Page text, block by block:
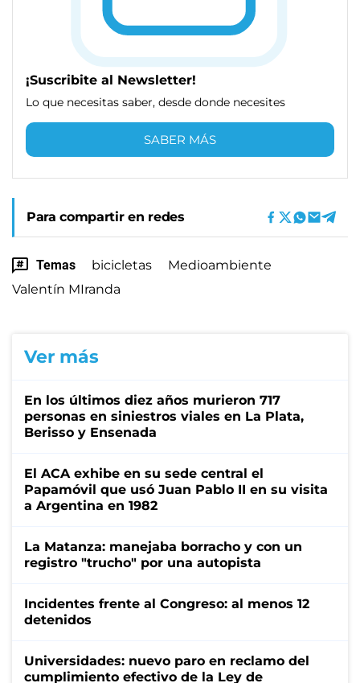
¡Suscribite al Newsletter!
Lo que necesitas saber, desde donde necesites
SABER MÁS
Para compartir en redes
Temas bicicletas
Medioambiente
Valentín MIranda
Ver más
En los últimos diez años murieron 717
personas en siniestros viales en La Plata,
Berisso y Ensenada
El ACA exhibe en su sede central el
Papamóvil que usó Juan Pablo II en su visita
a Argentina en 1982
La Matanza: manejaba borracho y con un
registro "trucho" por una autopista
Incidentes frente al Congreso: al menos 12
detenidos
Universidades: nuevo paro en reclamo del
cumplimiento efectivo de la Ley de